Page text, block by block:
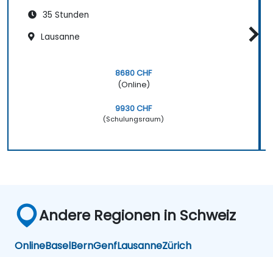
35 Stunden
Lausanne
8680 CHF
(Online)
9930 CHF
(Schulungsraum)
Andere Regionen in Schweiz
OnlineBaselBernGenfLausanneZürich